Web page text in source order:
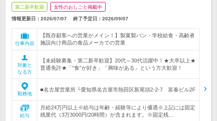
第二新卒歓迎 女性のおしごと掲載中
情報更新日：2026/07/07 終了予定日： 2026/09/07
仕事内容
【既存顧客への営業がメイン！】製菓製パン・学校給食・高齢者
施設向け商品の食品メーカでの営業
対象と
なる方
【未経験募集・第二新卒歓迎】20代～30代活躍中！★大卒以上★
普通免許★「“食”が好き」「興味がある」という方大歓迎！
勤務地
■名古屋営業所 └愛知県名古屋市熱田区新尾頭2-2-7 富春ビル2F
給与
月給24万円以上※給与は年齢・経験等により優遇※上記には固定
残業代（3万3000円/20時間）が含まれます。※固定残…